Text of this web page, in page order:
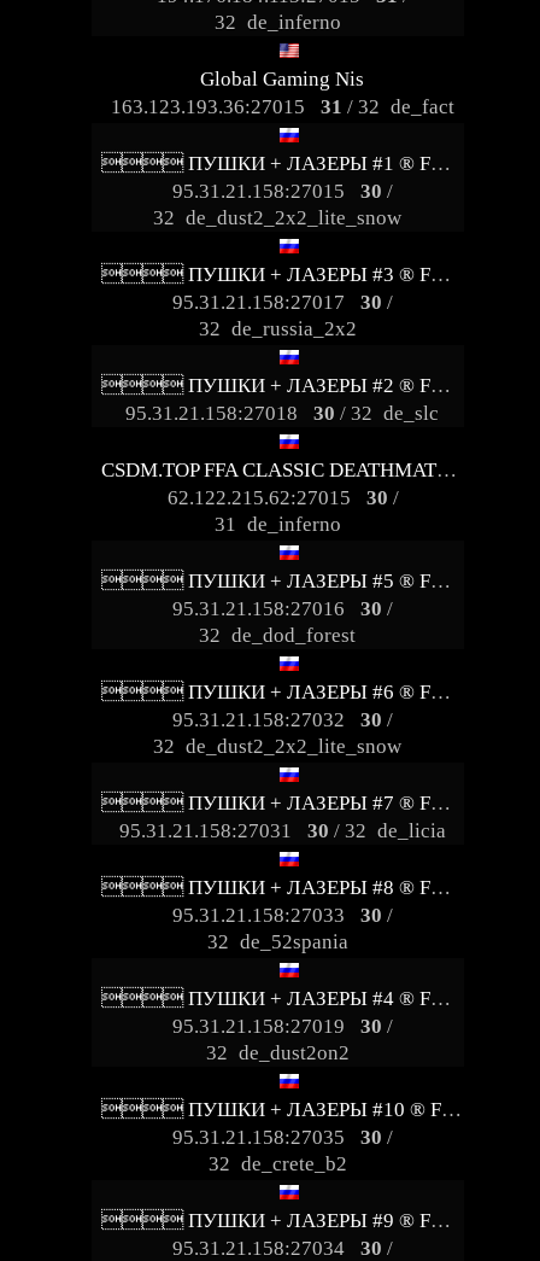
32 de_inferno
Global Gaming Nis
163.123.193.36:27015
31 / 32 de_fact
 ПУШКИ + ЛАЗЕРЫ #1 ® FRAGLIMIT.RU
95.31.21.158:27015
30 /
32 de_dust2_2x2_lite_snow
 ПУШКИ + ЛАЗЕРЫ #3 ® FRAGLIMIT.RU
95.31.21.158:27017
30 /
32 de_russia_2x2
 ПУШКИ + ЛАЗЕРЫ #2 ® FRAGLIMIT.RU
95.31.21.158:27018
30 / 32 de_slc
CSDM.TOP FFA CLASSIC DEATHMATCH
62.122.215.62:27015
30 /
31 de_inferno
 ПУШКИ + ЛАЗЕРЫ #5 ® FRAGLIMIT.RU
95.31.21.158:27016
30 /
32 de_dod_forest
 ПУШКИ + ЛАЗЕРЫ #6 ® FRAGLIMIT.RU
95.31.21.158:27032
30 /
32 de_dust2_2x2_lite_snow
 ПУШКИ + ЛАЗЕРЫ #7 ® FRAGLIMIT.RU
95.31.21.158:27031
30 / 32 de_licia
 ПУШКИ + ЛАЗЕРЫ #8 ® FRAGLIMIT.RU
95.31.21.158:27033
30 /
32 de_52spania
 ПУШКИ + ЛАЗЕРЫ #4 ® FRAGLIMIT.RU
95.31.21.158:27019
30 /
32 de_dust2on2
 ПУШКИ + ЛАЗЕРЫ #10 ® FRAGLIMIT.RU
95.31.21.158:27035
30 /
32 de_crete_b2
 ПУШКИ + ЛАЗЕРЫ #9 ® FRAGLIMIT.RU
95.31.21.158:27034
30 /